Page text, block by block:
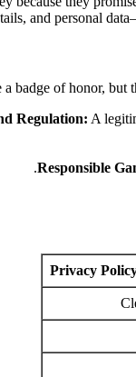
and personal
badge of honor, but
Regulation: A
Responsible
Privacy